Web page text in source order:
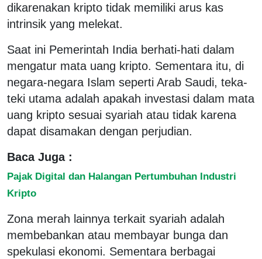
dikarenakan kripto tidak memiliki arus kas
intrinsik yang melekat.
Saat ini Pemerintah India berhati-hati dalam
mengatur mata uang kripto. Sementara itu, di
negara-negara Islam seperti Arab Saudi, teka-
teki utama adalah apakah investasi dalam mata
uang kripto sesuai syariah atau tidak karena
dapat disamakan dengan perjudian.
Baca Juga :
Pajak Digital dan Halangan Pertumbuhan Industri
Kripto
Zona merah lainnya terkait syariah adalah
membebankan atau membayar bunga dan
spekulasi ekonomi. Sementara berbagai